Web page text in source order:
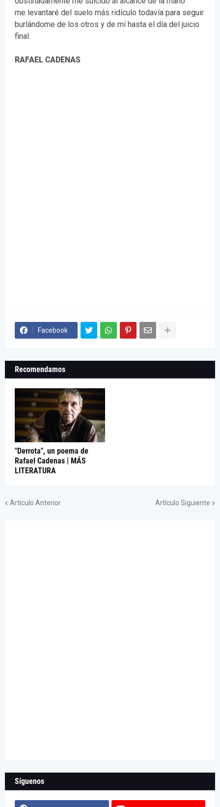
me levantaré del suelo más ridículo todavía para seguir
burlándome de los otros y de mí hasta el día del juicio
final.
RAFAEL CADENAS
Facebook
Recomendamos
"Derrota", un poema de
Rafael Cadenas | MÁS
LITERATURA
Artículo Anterior Artículo Siguiente
Síguenos